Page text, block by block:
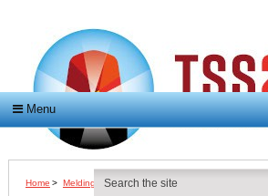
Menu
Home > Meldingen > P2000 Aalsmeerderbrug En 112